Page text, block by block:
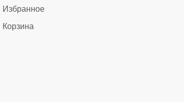
Избранное
Корзина